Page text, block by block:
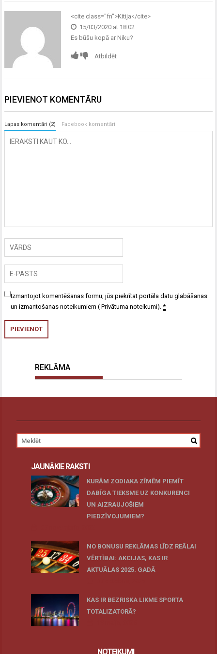
<cite class="fn">Kitija</cite>
15/03/2020 at 18:02
Es būšu kopā ar Niku?
Atbildēt
PIEVIENOT KOMENTĀRU
Lapas komentāri (2) Facebook komentāri
Izmantojot komentēšanas formu, jūs piekrītat portāla datu glabāšanas
un izmantošanas noteikumiem ( Privātuma noteikumi).*
REKLĀMA
JAUNĀKIE RAKSTI
KURĀM ZODIAKA ZĪMĒM PIEMĪT
DABĪGA TIEKSME UZ KONKURENCI
UN AIZRAUJOŠIEM
PIEDZĪVOJUMIEM?
NO BONUSU REKLĀMAS LĪDZ REĀLAI
VĒRTĪBAI: AKCIJAS, KAS IR
AKTUĀLAS 2025. GADĀ
KAS IR BEZRISKA LIKME SPORTA
TOTALIZATORĀ?
NOTEIKUMI